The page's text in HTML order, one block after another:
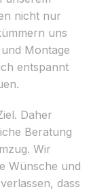
nicht nur
uns
Montage
entspannt
Daher
Beratung
Wir
Wünsche und
dass